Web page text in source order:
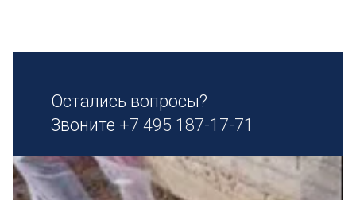
Остались вопросы?
Звоните +7 495 187-17-71